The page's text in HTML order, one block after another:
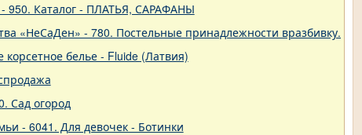
950. Каталог - ПЛАТЬЯ, САРАФАНЫ
«НеСаДен» - 780. Постельные принадлежности вразбивку.
корсетное белье - Fluide (Латвия)
Сад огород
- 6041. Для девочек - Ботинки